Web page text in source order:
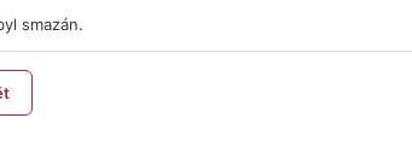
smazán.